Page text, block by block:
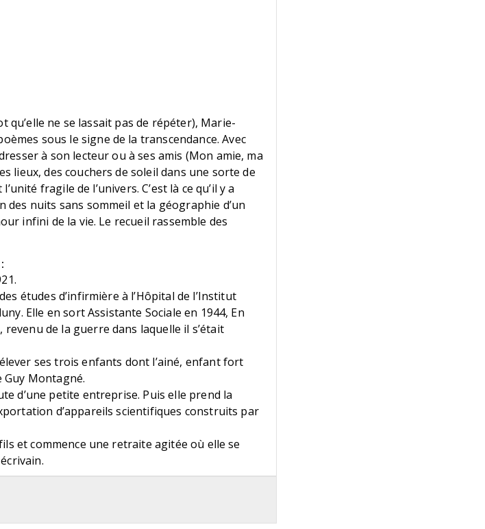
qu’elle ne se lassait pas de répéter), Marie-
sous le signe de la transcendance. Avec
à son lecteur ou à ses amis (Mon amie, ma
lieux, des couchers de soleil dans une sorte de
fragile de l’univers. C’est là ce qu’il y a
des nuits sans sommeil et la géographie d’un
infini de la vie. Le recueil rassemble des
études d’infirmière à l’Hôpital de l’Institut
Elle en sort Assistante Sociale en 1944, En
de la guerre dans laquelle il s’était
ses trois enfants dont l’ainé, enfant fort
Montagné.
d’une petite entreprise. Puis elle prend la
d’appareils scientifiques construits par
et commence une retraite agitée où elle se